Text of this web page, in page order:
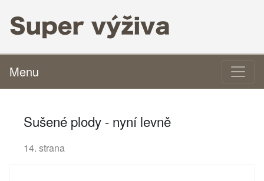
Menu
Sušené plody - nyní levně
14. strana